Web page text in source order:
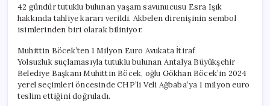
42 gündür tutuklu bulunan yaşam savunucusu Esra Işık
hakkında tahliye kararı verildi. Akbelen direnişinin sembol
isimlerinden biri olarak biliniyor.
Muhittin Böcek’ten 1 Milyon Euro Avukata İtiraf
Yolsuzluk suçlamasıyla tutuklu bulunan Antalya Büyükşehir
Belediye Başkanı Muhittin Böcek, oğlu Gökhan Böcek’in 2024
yerel seçimleri öncesinde CHP’li Veli Ağbaba’ya 1 milyon euro
teslim ettiğini doğruladı.